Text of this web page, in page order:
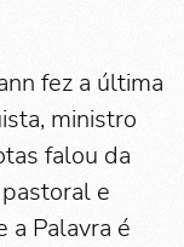
fez a última
ministro
falou da
e
a Palavra é